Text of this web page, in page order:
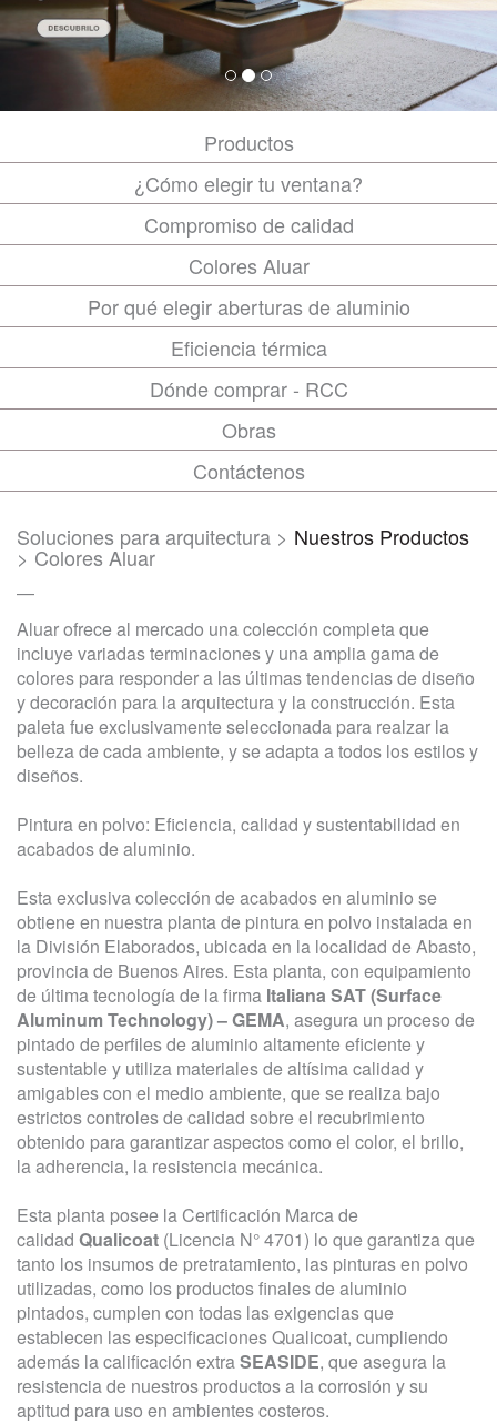
Productos
¿Cómo elegir tu ventana?
Compromiso de calidad
Colores Aluar
Por qué elegir aberturas de aluminio
Eficiencia térmica
Dónde comprar - RCC
Obras
Contáctenos
Soluciones para arquitectura > Nuestros Productos
> Colores Aluar
—
Aluar ofrece al mercado una colección completa que
incluye variadas terminaciones y una amplia gama de
colores para responder a las últimas tendencias de diseño
y decoración para la arquitectura y la construcción. Esta
paleta fue exclusivamente seleccionada para realzar la
belleza de cada ambiente, y se adapta a todos los estilos y
diseños.
Pintura en polvo: Eficiencia, calidad y sustentabilidad en
acabados de aluminio.
Esta exclusiva colección de acabados en aluminio se
obtiene en nuestra planta de pintura en polvo instalada en
la División Elaborados, ubicada en la localidad de Abasto,
provincia de Buenos Aires. Esta planta, con equipamiento
de última tecnología de la firma Italiana SAT (Surface
Aluminum Technology) – GEMA, asegura un proceso de
pintado de perfiles de aluminio altamente eficiente y
sustentable y utiliza materiales de altísima calidad y
amigables con el medio ambiente, que se realiza bajo
estrictos controles de calidad sobre el recubrimiento
obtenido para garantizar aspectos como el color, el brillo,
la adherencia, la resistencia mecánica.
Esta planta posee la Certificación Marca de
calidad Qualicoat (Licencia N° 4701) lo que garantiza que
tanto los insumos de pretratamiento, las pinturas en polvo
utilizadas, como los productos finales de aluminio
pintados, cumplen con todas las exigencias que
establecen las especificaciones Qualicoat, cumpliendo
además la calificación extraSEASIDE, que asegura la
resistencia de nuestros productos a la corrosión y su
aptitud para uso en ambientes costeros.